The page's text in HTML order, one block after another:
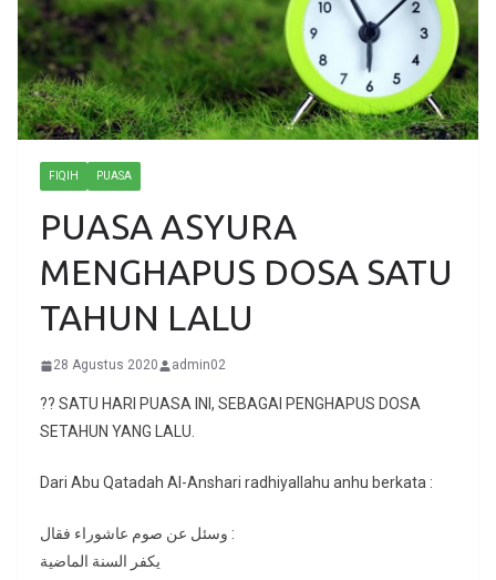
FIQIH PUASA
PUASA ASYURA
MENGHAPUS DOSA SATU
TAHUN LALU
28 Agustus 2020 admin02
?? SATU HARI PUASA INI, SEBAGAI PENGHAPUS DOSA
SETAHUN YANG LALU.
Dari Abu Qatadah Al-Anshari radhiyallahu anhu berkata :
وسئل عن صوم عاشوراء فقال :
يكفر السنة الماضية